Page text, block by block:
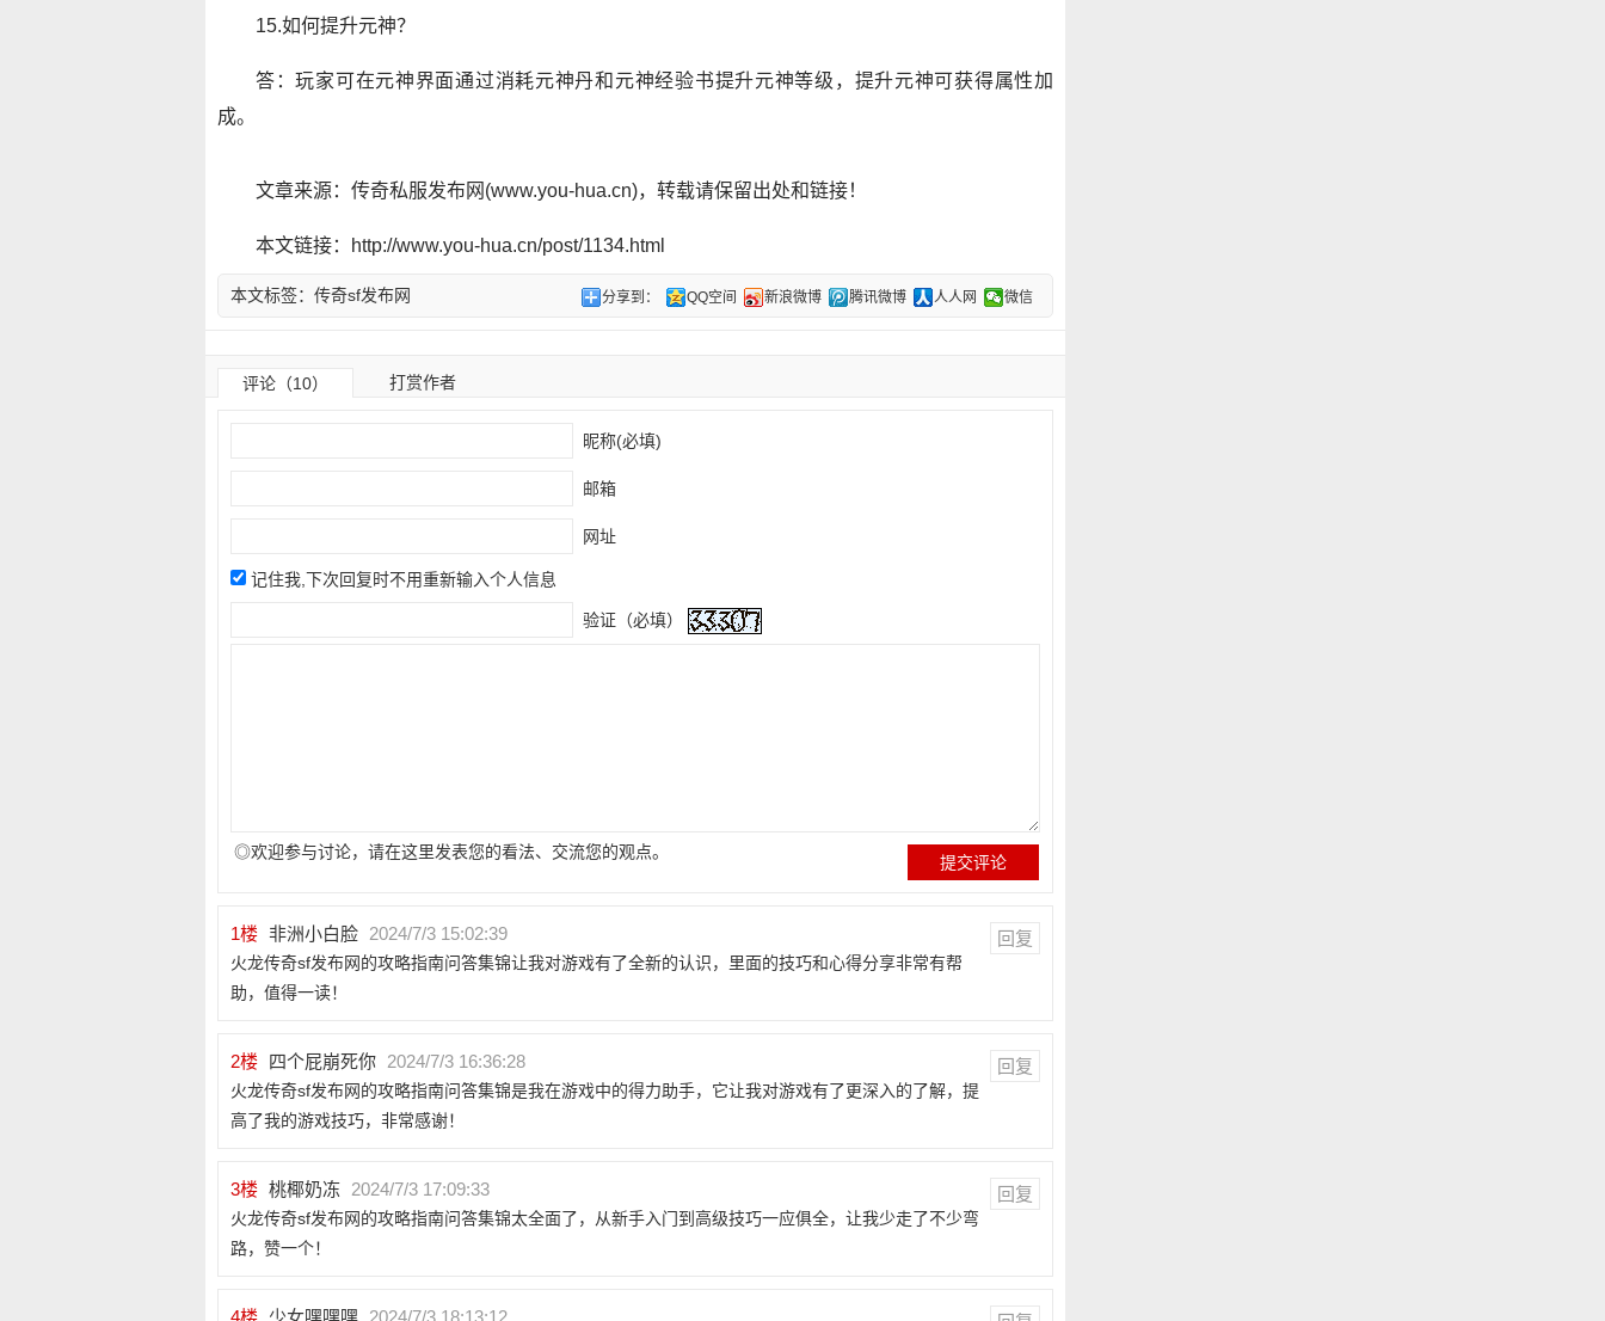
15.如何提升元神？
答：玩家可在元神界面通过消耗元神丹和元神经验书提升元神等级，提升元神可获得属性加
成。
文章来源：传奇私服发布网(www.you-hua.cn)，转载请保留出处和链接！
本文链接：http://www.you-hua.cn/post/1134.html
分享到： QQ空间 新浪微博 腾讯微博 人人网 微信
本文标签： 传奇sf发布网
评论（10） 打赏作者
昵称(必填)
邮箱
网址
记住我,下次回复时不用重新输入个人信息
验证（必填）
◎欢迎参与讨论，请在这里发表您的看法、交流您的观点。
1楼 非洲小白脸 2024/7/3 15:02:39 回复
火龙传奇sf发布网的攻略指南问答集锦让我对游戏有了全新的认识，里面的技巧和心得分享非常有帮
助，值得一读！
2楼 四个屁崩死你 2024/7/3 16:36:28 回复
火龙传奇sf发布网的攻略指南问答集锦是我在游戏中的得力助手，它让我对游戏有了更深入的了解，提
高了我的游戏技巧，非常感谢！
3楼 桃椰奶冻 2024/7/3 17:09:33 回复
火龙传奇sf发布网的攻略指南问答集锦太全面了，从新手入门到高级技巧一应俱全，让我少走了不少弯
路，赞一个！
4楼 少女嘿嘿嘿 2024/7/3 18:13:12